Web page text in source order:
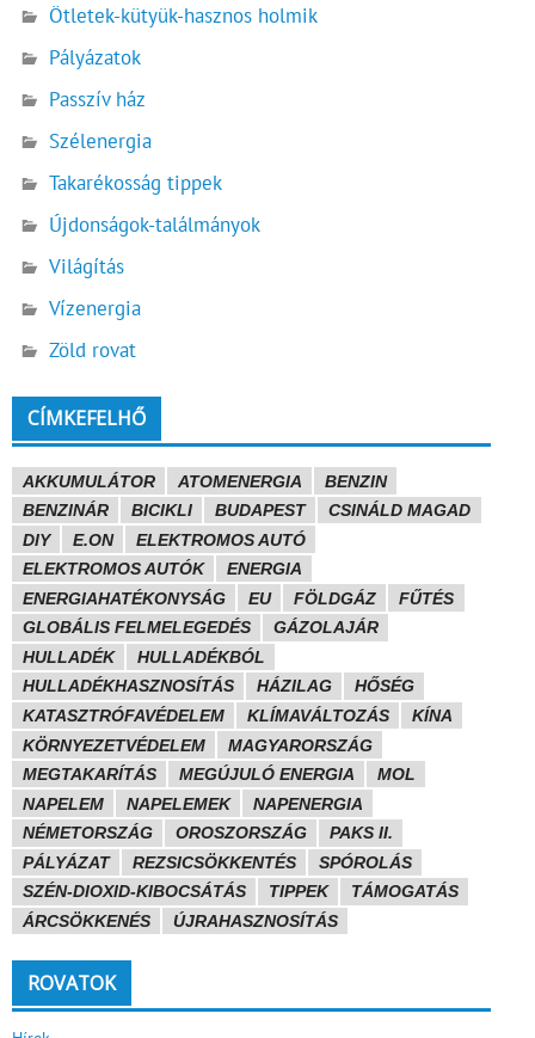
Ötletek-kütyük-hasznos holmik
Pályázatok
Passzív ház
Szélenergia
Takarékosság tippek
Újdonságok-találmányok
Világítás
Vízenergia
Zöld rovat
CÍMKEFELHŐ
AKKUMULÁTOR ATOMENERGIA
BENZIN
BENZINÁR
BICIKLI BUDAPEST
CSINÁLD MAGAD
DIY
E.ON
ELEKTROMOS AUTÓ
ELEKTROMOS AUTÓK
ENERGIA
ENERGIAHATÉKONYSÁG
EU FÖLDGÁZ
FŰTÉS
GLOBÁLIS FELMELEGEDÉS
GÁZOLAJÁR
HULLADÉK
HULLADÉKBÓL
HULLADÉKHASZNOSÍTÁS
HÁZILAG
HŐSÉG
KATASZTRÓFAVÉDELEM
KLÍMAVÁLTOZÁS
KÍNA
KÖRNYEZETVÉDELEM
MAGYARORSZÁG
MEGTAKARÍTÁS
MEGÚJULÓ ENERGIA
MOL
NAPELEM
NAPELEMEK
NAPENERGIA
NÉMETORSZÁG
OROSZORSZÁG
PAKS II.
PÁLYÁZAT
REZSICSÖKKENTÉS
SPÓROLÁS
SZÉN-DIOXID-KIBOCSÁTÁS
TIPPEK
TÁMOGATÁS
ÁRCSÖKKENÉS
ÚJRAHASZNOSÍTÁS
ROVATOK